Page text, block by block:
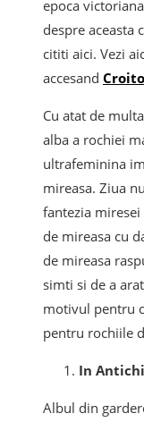
epoca
despre aceasta
cititi aici. Vezi
accesand
Cu atat de
alba a rochiei
ultrafeminina
mireasa. Ziua
fantezia
de mireasa cu
de mireasa
simti si de a
motivul pentru
pentru rochiile
In
Albul din